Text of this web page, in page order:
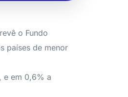
o Fundo
países de menor
e em 0,6% a